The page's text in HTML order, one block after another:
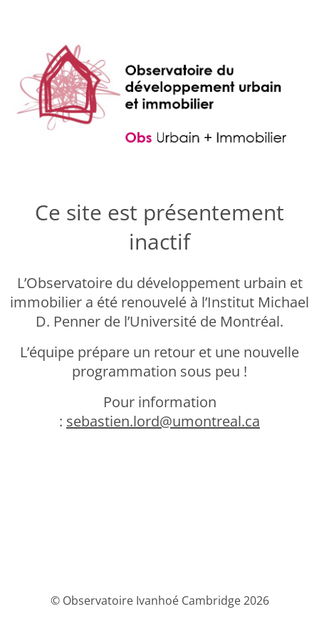
Ce site est présentement
inactif
L’Observatoire du développement urbain et
immobilier a été renouvelé à l’Institut Michael
D. Penner de l’Université de Montréal.
L’équipe prépare un retour et une nouvelle
programmation sous peu !
Pour information
: sebastien.lord@umontreal.ca
© Observatoire Ivanhoé Cambridge 2026